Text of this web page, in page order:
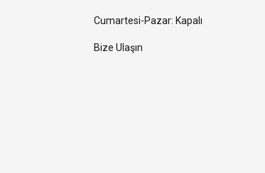
Cumartesi-Pazar: Kapalı
Bize Ulaşın